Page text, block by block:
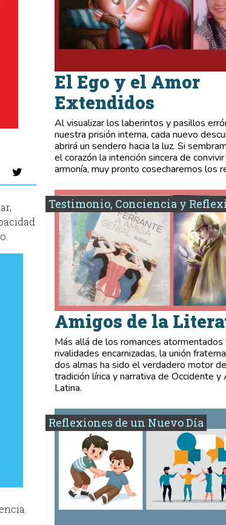
El Ego y el Amor
Extendidos
Al visualizar los laberintos y pasillos
nuestra prisión interna, cada nuevo
abrirá un sendero hacia la luz. Si
el corazón la intención sincera de convivir
armonía, muy pronto cosecharemos los
Testimonio, Conciencia y
Amigos de la
Más allá de los romances atormentados
rivalidades encarnizadas, la unión
dos almas ha sido el verdadero motor
tradición lírica y narrativa de Occidente y
Latina.
Reflexiones de un Nuevo Día